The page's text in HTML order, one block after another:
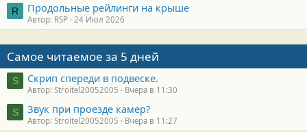
R Продольные рейлинги на крыше
Автор: RSP 24 Июл 2026
Самое читаемое за 5 дней
S Скрип спереди в подвеске.
Автор: Stroitel20052005 Вчера в 11:30
S Звук при проезде камер?
Автор: Stroitel20052005 Вчера в 11:27